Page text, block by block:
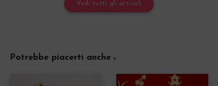
Vedi tutti gli articoli
Potrebbe piacerti anche